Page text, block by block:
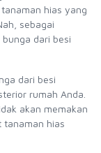
hias yang
sebagai
dari besi
dari besi
rumah Anda.
akan memakan
tanaman hias